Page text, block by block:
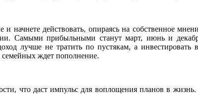
начнете действовать, опираясь на собственное
Самыми прибыльными станут март, июнь и
лучше не тратить по пустякам, а инвестировать
семейных ждет пополнение.
что даст импульс для воплощения планов в